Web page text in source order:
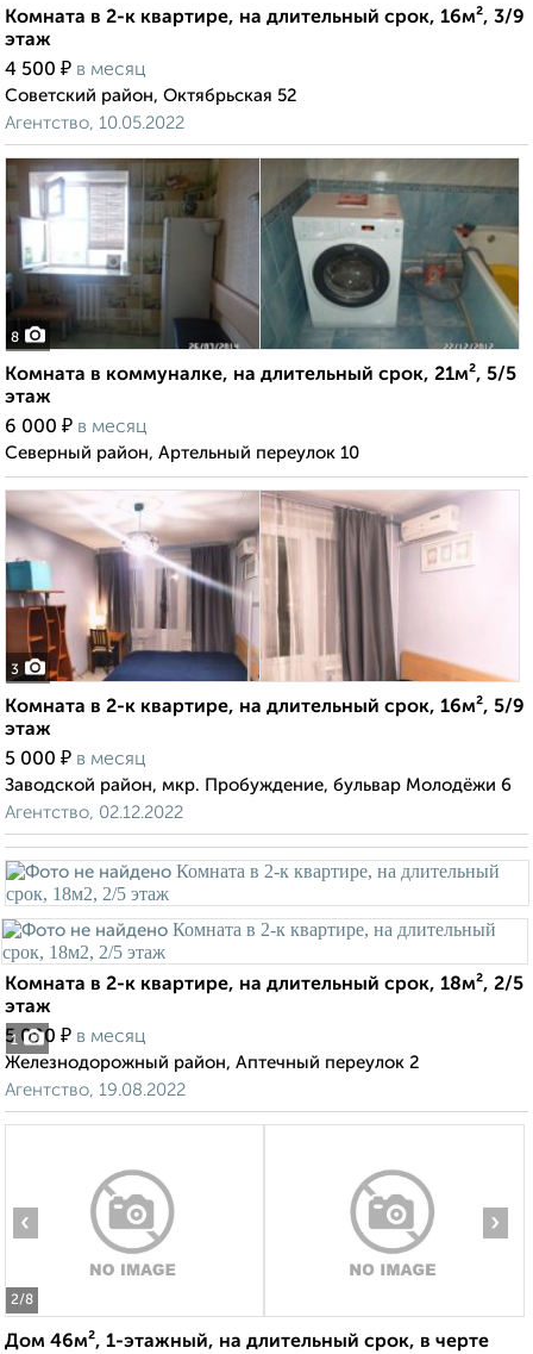
Комната в 2-к квартире, на длительный срок, 16м², 3/9
этаж
4 500 ₽ в месяц
Советский район, Октябрьская 52
Агентство, 10.05.2022
8
Комната в коммуналке, на длительный срок, 21м², 5/5
этаж
6 000 ₽ в месяц
Северный район, Артельный переулок 10
3
Комната в 2-к квартире, на длительный срок, 16м², 5/9
этаж
5 000 ₽ в месяц
Заводской район, мкр. Пробуждение, бульвар Молодёжи 6
Агентство, 02.12.2022
1
Комната в 2-к квартире, на длительный срок, 18м², 2/5
этаж
5 000 ₽ в месяц
Железнодорожный район, Аптечный переулок 2
Агентство, 19.08.2022
2/8
‹ ›
Дом 46м², 1-этажный, на длительный срок, в черте